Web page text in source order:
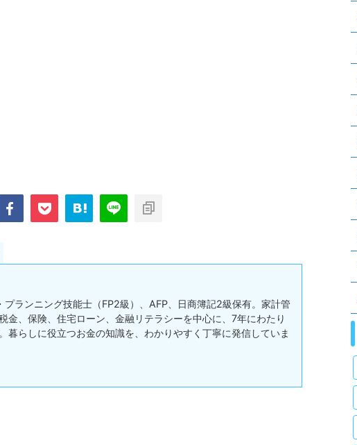
プランニング技能士（FP2級）、AFP、日商簿記2級保有。家計管
金、保険、住宅ローン、金融リテラシーを中心に、7年にわたり
暮らしに役立つお金の知識を、わかりやすく丁寧に発信していま